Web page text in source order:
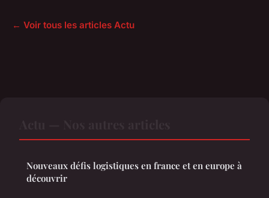
← Voir tous les articles Actu
Nouveaux défis logistiques en france et en europe à
découvrir